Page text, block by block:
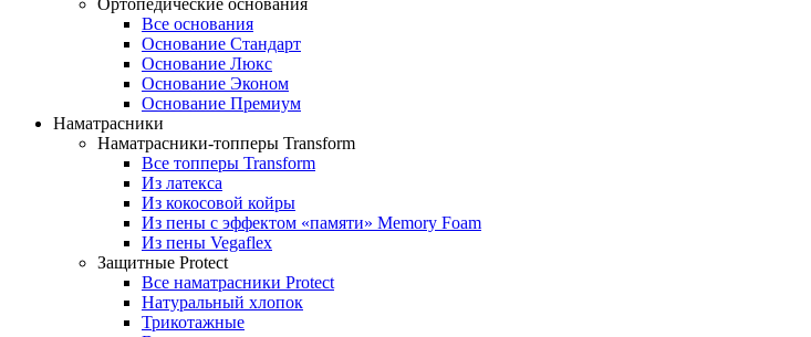
Ортопедические основания
Все основания
Основание Стандарт
Основание Люкс
Основание Эконом
Основание Премиум
Наматрасники
Наматрасники-топперы Transform
Все топперы Transform
Из латекса
Из кокосовой койры
Из пены с эффектом «памяти» Memory Foam
Из пены Vegaflex
Защитные Protect
Все наматрасники Protect
Натуральный хлопок
Трикотажные